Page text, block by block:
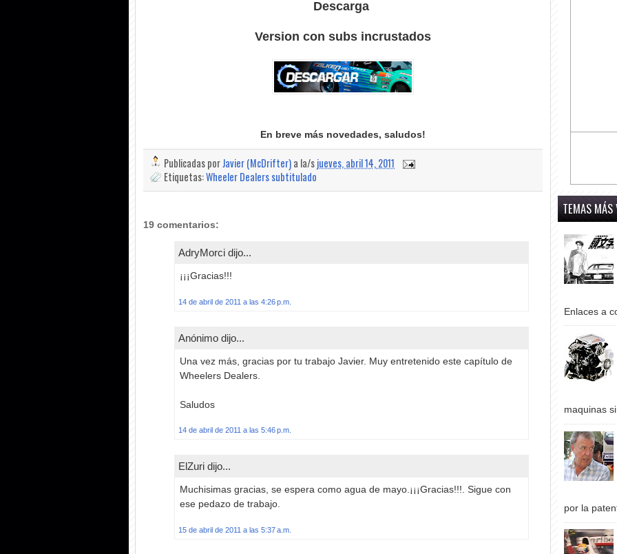
Descarga
Version con subs incrustados
En breve más novedades, saludos!
Publicadas porJavier (McDrifter)a la/sjueves, abril 14, 2011
Etiquetas:Wheeler Dealers subtitulado
19 comentarios:
AdryMorci dijo...
¡¡¡Gracias!!!
14 de abril de 2011 a las 4:26 p.m.
Anónimo dijo...
Una vez más, gracias por tu trabajo Javier. Muy entretenido este capítulo de
Wheelers Dealers.
Saludos
14 de abril de 2011 a las 5:46 p.m.
ElZuri dijo...
Muchisimas gracias, se espera como agua de mayo.¡¡¡Gracias!!!. Sigue con
ese pedazo de trabajo.
15 de abril de 2011 a las 5:37 a.m.
TEMAS MÁS
Enlaces a
maquinas
por la